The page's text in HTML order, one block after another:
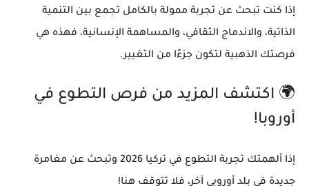
إذا كنت تبحث عن تجربة ممولة بالكامل تجمع بين التنمية
الذاتية، والاندماج الثقافي، والمساهمة الإنسانية، فهذه هي
فرصتك الذهبية لتكون جزءًا من التغيير.
🌍 اكتشف المزيد من فرص التطوع في
أوروبا!
إذا ألهمتك تجربة التطوع في تركيا 2026 وتبحث عن مغامرة
جديدة في بلد أوروبي آخر، فلا تتوقف هنا!